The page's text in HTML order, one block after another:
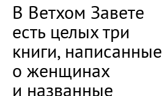
В Ветхом Завете
есть целых три
книги, написанные
о женщинах
и названные